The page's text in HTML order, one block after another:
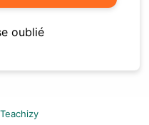
oublié
Teachizy